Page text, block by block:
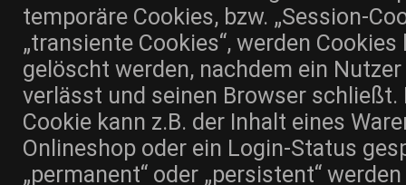
temporäre Cookies, bzw. „Session-
„transiente Cookies“, werden
gelöscht werden, nachdem ein
verlässt und seinen Browser schließt.
Cookie kann z.B. der Inhalt eines
Onlineshop oder ein Login-Status
„permanent“ oder „persistent“